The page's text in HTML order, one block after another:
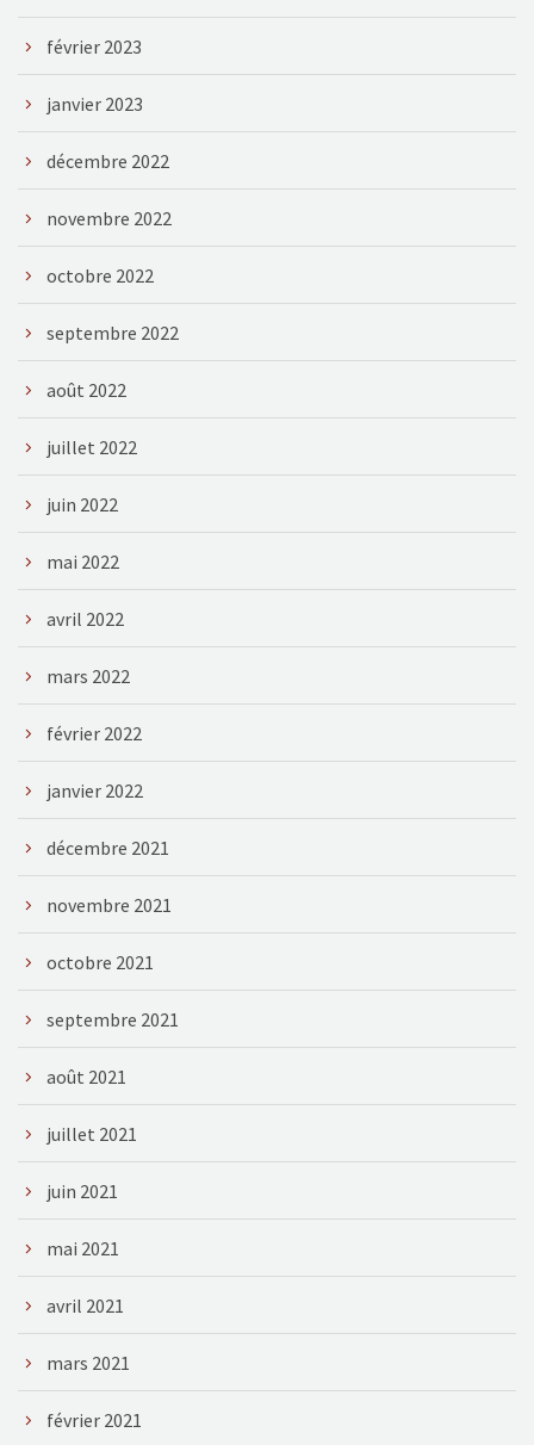
février 2023
janvier 2023
décembre 2022
novembre 2022
octobre 2022
septembre 2022
août 2022
juillet 2022
juin 2022
mai 2022
avril 2022
mars 2022
février 2022
janvier 2022
décembre 2021
novembre 2021
octobre 2021
septembre 2021
août 2021
juillet 2021
juin 2021
mai 2021
avril 2021
mars 2021
février 2021